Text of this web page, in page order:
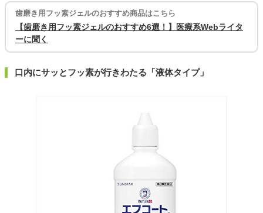
歯磨き用フッ素ジェルのおすすめ商品はこちら
【歯磨き用フッ素ジェルのおすすめ6選！】医療系Webライタ
ーに聞く
口内にサッとフッ素が行きわたる「液体タイプ」